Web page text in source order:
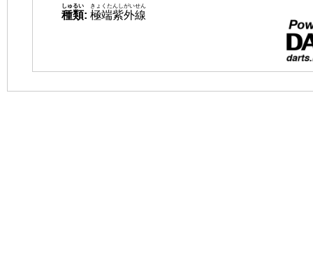
種類
しゅるい
: 極端紫外線
きょくたんしがいせん